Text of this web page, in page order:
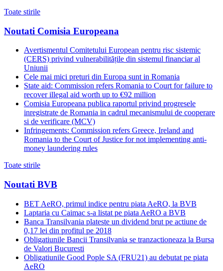
Toate stirile
Noutati Comisia Europeana
Avertismentul Comitetului European pentru risc sistemic
(CERS) privind vulnerabilitățile din sistemul financiar al
Uniunii
Cele mai mici preturi din Europa sunt in Romania
State aid: Commission refers Romania to Court for failure to
recover illegal aid worth up to €92 million
Comisia Europeana publica raportul privind progresele
inregistrate de Romania in cadrul mecanismului de cooperare
si de verificare (MCV)
Infringements: Commission refers Greece, Ireland and
Romania to the Court of Justice for not implementing anti-
money laundering rules
Toate stirile
Noutati BVB
BET AeRO, primul indice pentru piata AeRO, la BVB
Laptaria cu Caimac s-a listat pe piata AeRO a BVB
Banca Transilvania plateste un dividend brut pe actiune de
0,17 lei din profitul pe 2018
Obligatiunile Bancii Transilvania se tranzactioneaza la Bursa
de Valori Bucuresti
Obligatiunile Good Pople SA (FRU21) au debutat pe piata
AeRO